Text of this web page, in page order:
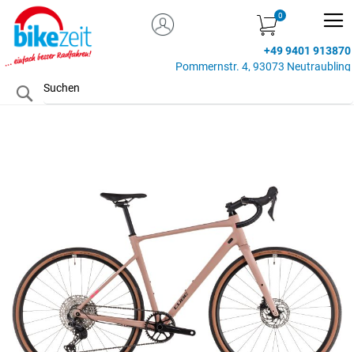
MEIN KONTO
+49 9401 913870
Pommernstr. 4, 93073 Neutraubling
Search